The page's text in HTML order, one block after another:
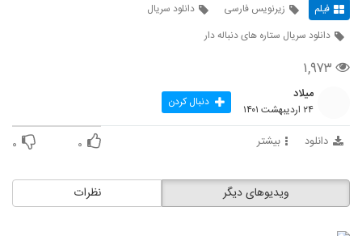
فیلم زیرنویس فارسی
دانلود سریال
دانلود سریال ستاره های دنباله دار
۱,۹۷۳
میلاد
۲۴ اردیبهشت ۱۴۰۱ دنبال کردن
دانلود بیشتر ۰ ۰
نظرات ویدیوهای دیگر